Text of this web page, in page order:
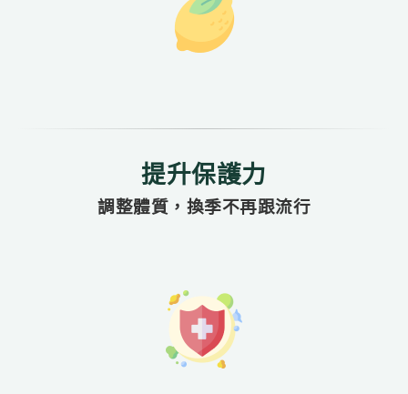
提升保護力
調整體質，換季不再跟流行